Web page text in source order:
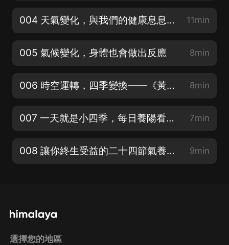
004 天氣變化，與我們的健康息息相關 11min
005 氣候變化，身體也會做出反應 8min
006 時空運轉，四季變換——《黃帝內經》四時陰陽調和法則 8min
007 一天就是小四季，每日養陽看時辰 7min
008 讓你終生受益的二十四節氣養生要訣 01 9min
選擇您的地區